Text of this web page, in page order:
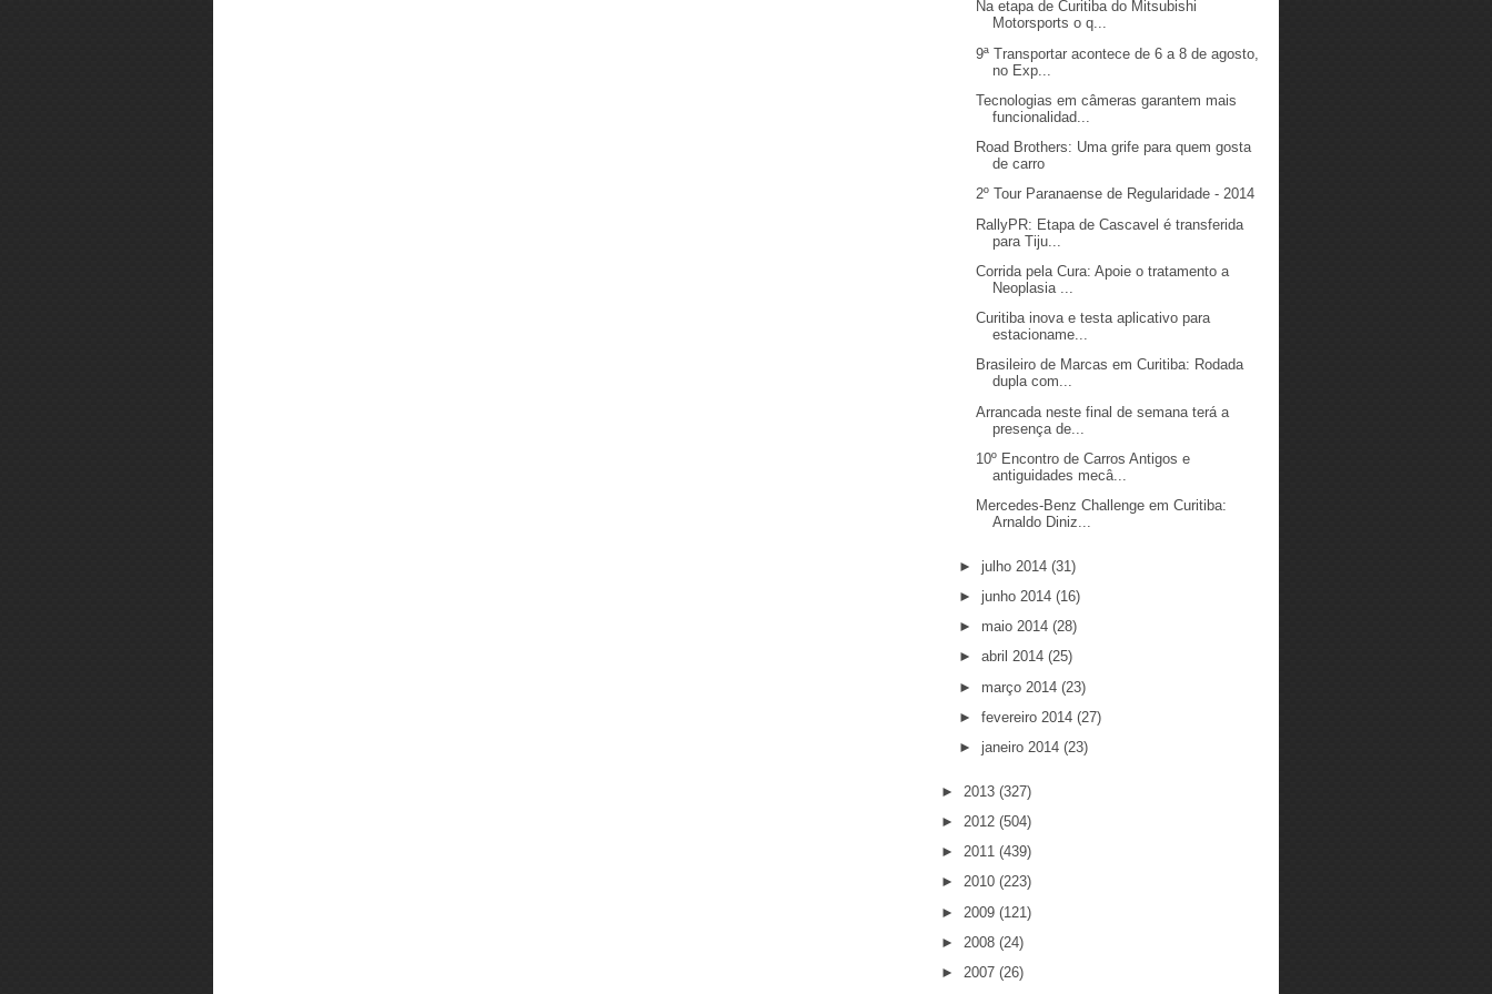
Na etapa de Curitiba do Mitsubishi
Motorsports o q...
9ª Transportar acontece de 6 a 8 de agosto,
no Exp...
Tecnologias em câmeras garantem mais
funcionalidad...
Road Brothers: Uma grife para quem gosta
de carro
2º Tour Paranaense de Regularidade - 2014
RallyPR: Etapa de Cascavel é transferida
para Tiju...
Corrida pela Cura: Apoie o tratamento a
Neoplasia ...
Curitiba inova e testa aplicativo para
estacioname...
Brasileiro de Marcas em Curitiba: Rodada
dupla com...
Arrancada neste final de semana terá a
presença de...
10º Encontro de Carros Antigos e
antiguidades mecâ...
Mercedes-Benz Challenge em Curitiba:
Arnaldo Diniz...
► julho 2014 (31)
► junho 2014 (16)
► maio 2014 (28)
► abril 2014 (25)
► março 2014 (23)
► fevereiro 2014 (27)
► janeiro 2014 (23)
► 2013 (327)
► 2012 (504)
► 2011 (439)
► 2010 (223)
► 2009 (121)
► 2008 (24)
► 2007 (26)